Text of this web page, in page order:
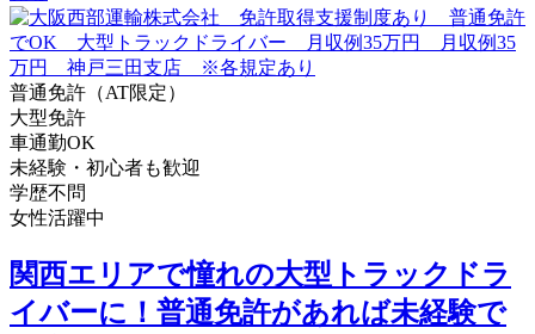
普通免許（AT限定）
大型免許
車通勤OK
未経験・初心者も歓迎
学歴不問
女性活躍中
関西エリアで憧れの大型トラックドラ
イバーに！普通免許があれば未経験で